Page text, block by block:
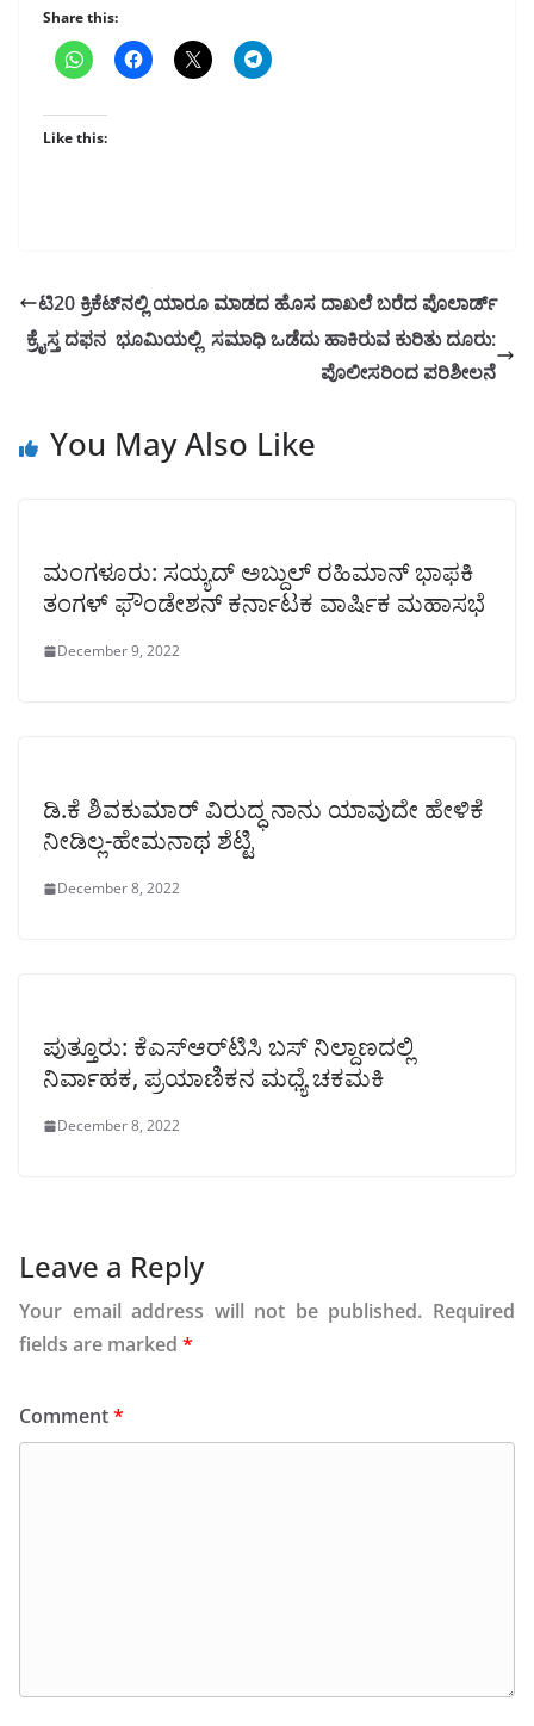
Share this:
Like this:
ಟಿ20 ಕ್ರಿಕೆಟ್‌ನಲ್ಲಿ ಯಾರೂ ಮಾಡದ ಹೊಸ ದಾಖಲೆ ಬರೆದ ಪೊಲಾರ್ಡ್
ಕ್ರೈಸ್ತ ದಫನ ಭೂಮಿಯಲ್ಲಿ ಸಮಾಧಿ ಒಡೆದು ಹಾಕಿರುವ ಕುರಿತು ದೂರು:
ಪೊಲೀಸರಿಂದ ಪರಿಶೀಲನೆ
You May Also Like
ಮಂಗಳೂರು: ಸಯ್ಯದ್ ಅಬ್ದುಲ್ ರಹಿಮಾನ್ ಭಾಫಕಿ
ತಂಗಳ್ ಫೌಂಡೇಶನ್ ಕರ್ನಾಟಕ ವಾರ್ಷಿಕ ಮಹಾಸಭೆ
December 9, 2022
ಡಿ.ಕೆ ಶಿವಕುಮಾರ್ ವಿರುದ್ಧ ನಾನು ಯಾವುದೇ ಹೇಳಿಕೆ
ನೀಡಿಲ್ಲ-ಹೇಮನಾಥ ಶೆಟ್ಟಿ
December 8, 2022
ಪುತ್ತೂರು: ಕೆಎಸ್‌ಆರ್‌ಟಿಸಿ ಬಸ್ ನಿಲ್ದಾಣದಲ್ಲಿ
ನಿರ್ವಾಹಕ, ಪ್ರಯಾಣಿಕನ ಮಧ್ಯೆ ಚಕಮಕಿ
December 8, 2022
Leave a Reply
Your email address will not be published. Required
fields are marked *
Comment*